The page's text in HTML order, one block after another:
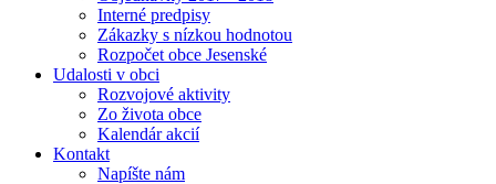
Interné predpisy
Zákazky s nízkou hodnotou
Rozpočet obce Jesenské
Udalosti v obci
Rozvojové aktivity
Zo života obce
Kalendár akcií
Kontakt
Napíšte nám